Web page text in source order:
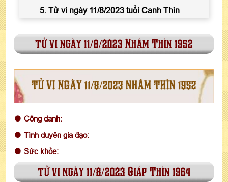
5. Tử vi ngày 11/8/2023 tuổi Canh Thìn
tử vi ngày 11/8/2023 Nhâm Thìn 1952
TỬ VI NGÀY 11/8/2023 NHÂM THÌN 1952
Công danh:
Tình duyên gia đạo:
Sức khỏe:
tử vi ngày 11/8/2023 Giáp Thìn 1964